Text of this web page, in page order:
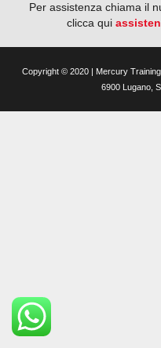
Per assistenza chiama il
clicca qui
Copyright © 2020 | Mercury
6900 Lugano,